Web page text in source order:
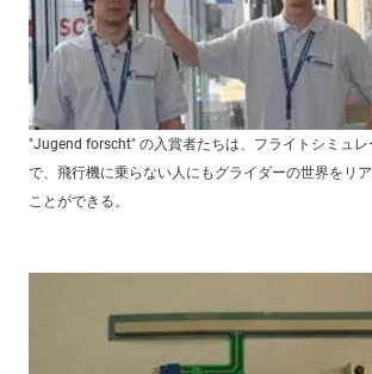
"Jugend forscht" の入賞者たちは、フライトシミュレ
で、飛行機に乗らない人にもグライダーの世界をリ
ことができる。